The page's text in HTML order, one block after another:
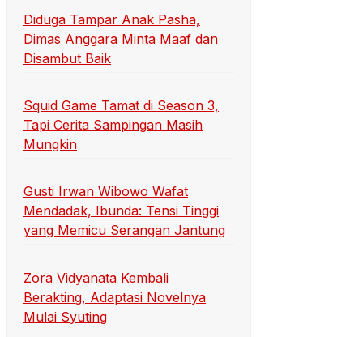
Diduga Tampar Anak Pasha,
Dimas Anggara Minta Maaf dan
Disambut Baik
Squid Game Tamat di Season 3,
Tapi Cerita Sampingan Masih
Mungkin
Gusti Irwan Wibowo Wafat
Mendadak, Ibunda: Tensi Tinggi
yang Memicu Serangan Jantung
Zora Vidyanata Kembali
Berakting, Adaptasi Novelnya
Mulai Syuting